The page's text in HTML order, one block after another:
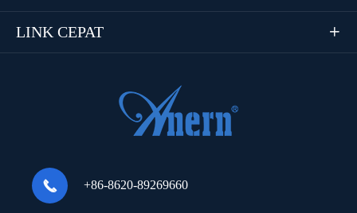
LINK CEPAT 
 +86-8620-89269660